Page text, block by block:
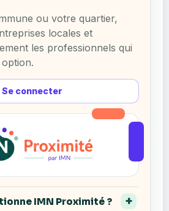
Se connecter
ou votre quartier,
locales et
les professionnels qui
IMN Proximité ?